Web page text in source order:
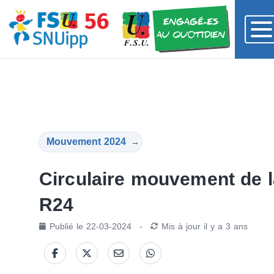
Mouvement 2024 →
Circulaire mouvement de
R24
Publié le 22-03-2024 - Mis à jour il y a 3 ans